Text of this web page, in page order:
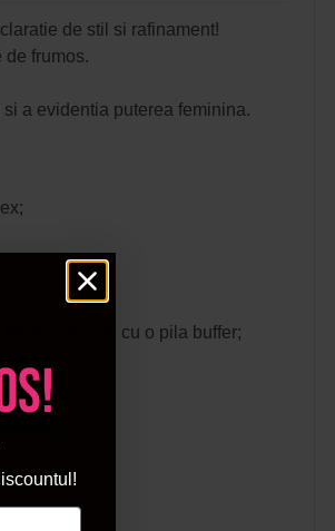
de stil si rafinament!
frumos.
a evidentia puterea feminina.
naturale cu o pila buffer;
UV);